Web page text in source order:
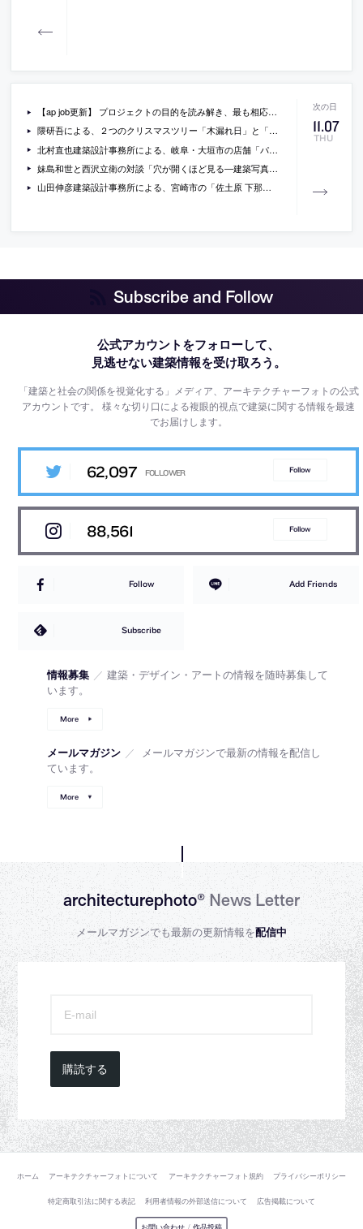
11.07
THU
【ap job更新】 プロジェクトの目的を読み解き、最も相応しい構造計画の提案を目指す「MOF」が、構造設計スタッフ（2025年新卒）を募集中
隈研吾による、２つのクリスマスツリー「木漏れ日」と「木組み」。隈がデザインした虎ノ門と銀座のホテルで公開。サステイナブルをテーマとし、小さな木のユニットを積み上げるデザインを考案。シーズン終了後は家具に転用される
北村直也建築設計事務所による、岐阜・大垣市の店舗「パティスリー. ポッシュ ド アコ」。“デコラティブ”な洋菓子店だった建物を新たな菓子店へと改修。煩雑な状況の“単純化”と商品の“強調”を意図し、内外を“ブルーグレーに統一”する計画を考案。商品に通じる“控えめで華やかな雰囲気”も意図
妹島和世と西沢立衛の対談「穴が開くほど見る―建築写真から読み解く暮らしとその先 第10回」の動画がLIXILのサイトで期間限定で無料配信。其々が選んだ、厳島神社、中野本町の家、サヴォア邸、スカイハウスの写真を題材に議論
山田伸彦建築設計事務所による、宮崎市の「佐土原 下那珂の家」。通りを挟んで施設が建つ分譲地での計画。朝日を感じられる住宅との要望に、平面中央に天窓と階段を設けて“柔らかな光を落とす”構成を考案。階段空間を介し全体を繋げて“常に家族の気配”の感受も可能にする
Subscribe and Follow
公式アカウントをフォローして、
見逃せない建築情報を受け取ろう。
「建築と社会の関係を視覚化する」メディア、アーキテクチャーフォトの公式
アカウントです。様々な切り口による複眼的視点で建築に関する情報を最速
でお届けします。
62,097 Follow
88,561 Follow
Follow Add Friends
Subscribe
情報募集 ／ 建築・デザイン・アートの情報を随時募集して
います。
More
メールマガジン ／
メールマガジンで最新の情報を配信し
ています。
More
architecturephoto®News Letter
メールマガジンでも最新の更新情報を配信中
購読する
ホーム アーキテクチャーフォトについて アーキテクチャーフォト規約 プライバシーポリシー
特定商取引法に関する表記 利用者情報の外部送信について 広告掲載について
お問い合わせ / 作品投稿